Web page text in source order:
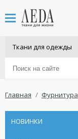
Ткани для одежды
Главная Фурнитура
НОВИНКИ